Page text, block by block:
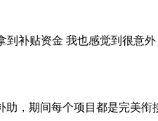
补贴资金 我也感觉到很意
，期间每个项目都是完美